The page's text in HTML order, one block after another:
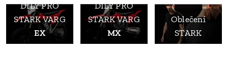
DÍLY PRO
STARK VARG
EX
DÍLY PRO
STARK VARG
MX
Oblečení
STARK